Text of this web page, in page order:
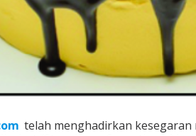
telah menghadirkan kesegaran